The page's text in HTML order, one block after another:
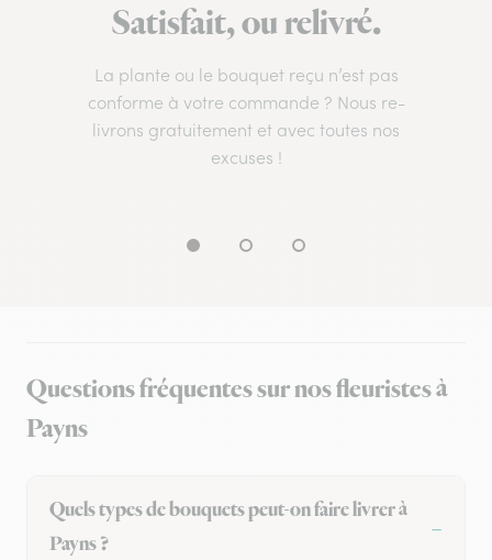
Satisfait, ou relivré.
La plante ou le bouquet reçu n’est pas
conforme à votre commande ? Nous re-
livrons gratuitement et avec toutes nos
excuses !
Questions fréquentes sur nos fleuristes à
Payns
Quels types de bouquets peut-on faire livrer à
Payns ?